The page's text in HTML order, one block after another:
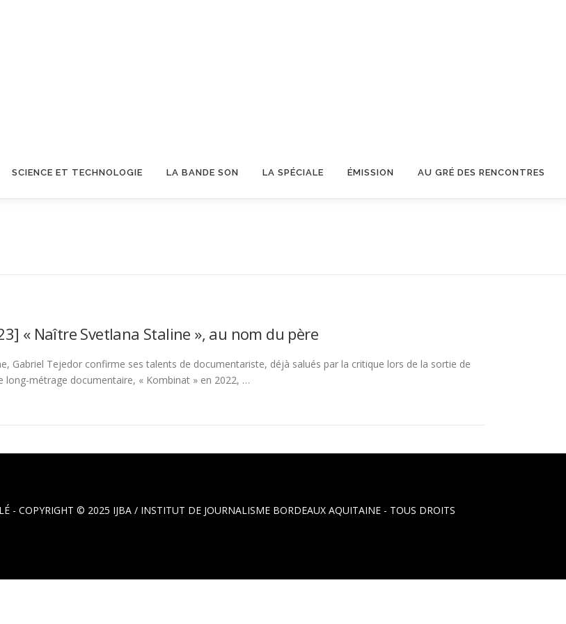
SCIENCE ET TECHNOLOGIE LA BANDE SON LA SPÉCIALE ÉMISSION AU GRÉ DES RENCONTRES
« Naître Svetlana Staline », au nom du père
Gabriel Tejedor confirme ses talents de documentariste, déjà salués par la critique lors de la sortie de
long-métrage documentaire, « Kombinat » en 2022, …
- COPYRIGHT © 2025 IJBA / INSTITUT DE JOURNALISME BORDEAUX AQUITAINE - TOUS DROITS